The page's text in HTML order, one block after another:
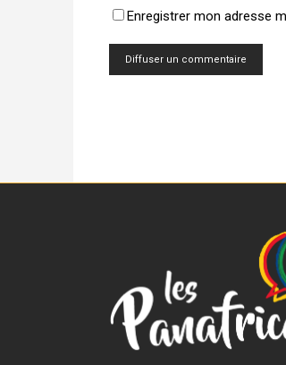
Enregistrer mon adresse